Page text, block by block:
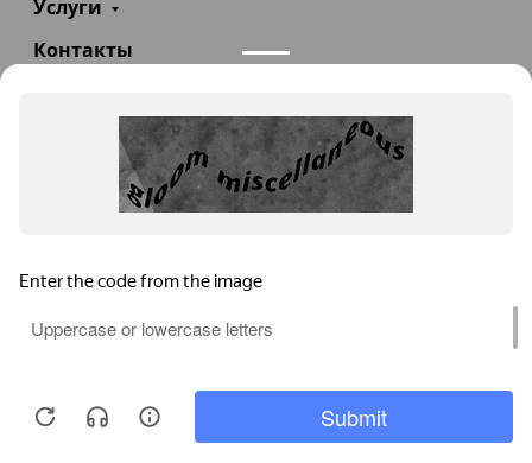
Услуги
Контакты
info@teploexpert.com
Пн—Сб 09:00 – 18:00
TeploExpert.com © 2008 - 2026 Оборудование для
систем отопления, водоснабжения, канализации